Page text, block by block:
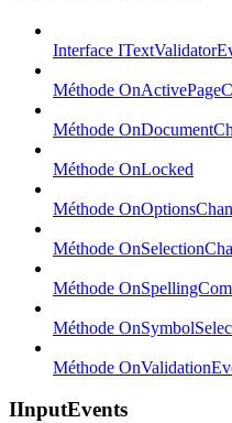
Interface
Méthode
Méthode
Méthode OnLocked
Méthode
Méthode
Méthode
Méthode
Méthode
IInputEvents